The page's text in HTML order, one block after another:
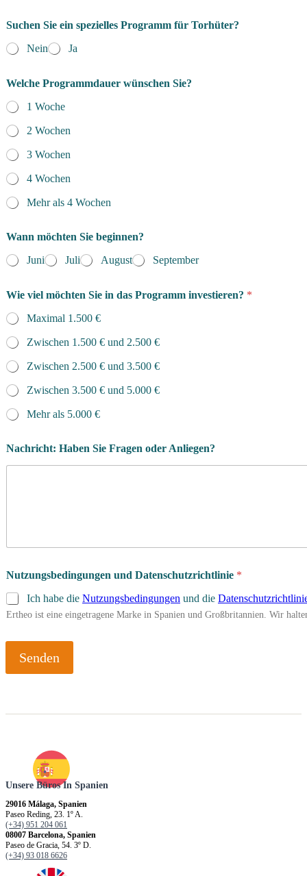
Suchen Sie ein spezielles Programm für Torhüter?
Nein
Ja
Welche Programmdauer wünschen Sie?
1 Woche
2 Wochen
3 Wochen
4 Wochen
Mehr als 4 Wochen
Wann möchten Sie beginnen?
Juni
Juli August September
Wie viel möchten Sie in das Programm investieren? *
Maximal 1.500 €
Zwischen 1.500 € und 2.500 €
Zwischen 2.500 € und 3.500 €
Zwischen 3.500 € und 5.000 €
Mehr als 5.000 €
Nachricht: Haben Sie Fragen oder Anliegen?
t
h
l
e
/
p
r
o
Nutzungsbedingungen und Datenschutzrichtlinie *
Ich habe die Nutzungsbedingungen und die
Ertheo ist eine eingetragene Marke in Spanien und Großbritannien. Wir
Senden
Unsere Büros In Spanien
29016 Málaga, Spanien
Paseo Reding, 23. 1º A.
(+34) 951 204 061
08007 Barcelona, Spanien
Paseo de Gracia, 54. 3º D.
(+34) 93 018 6626